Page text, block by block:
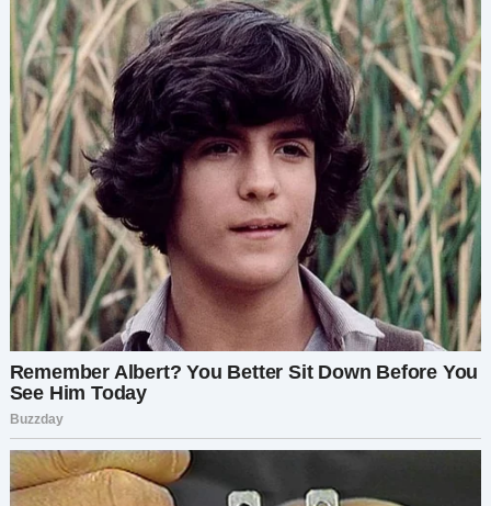
думаю, я могу просто перестать платить.
Проблема решена, правда?
Челюсть Артёма напряглась:
— Ты не можешь так поступить. Ты согласилась
платить половину.
— И ты согласился, что это наша машина, —
парировала я. — Но, похоже, это правило
работает только тогда, когда тебе это выгодно.
Он уставился на меня, не зная, что ответить. Я
видела, как в его глазах нарастает
раздражение, но меня это уже не волновало.
Три года я вкладывалась в то, что считала
нашим, а оказалось — он всё это время
планировал просто отдать машину сестре. Я не
собиралась так это оставлять.